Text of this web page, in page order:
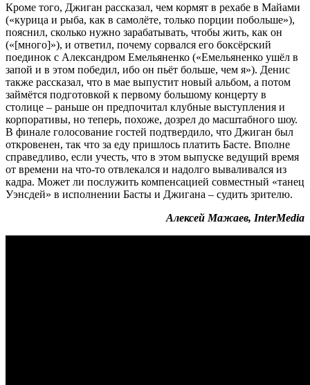
Кроме того, Джиган рассказал, чем кормят в рехабе в Майами
(«курица и рыба, как в самолёте, только порции побольше»),
пояснил, сколько нужно зарабатывать, чтобы жить, как он
(«[много]»), и ответил, почему сорвался его боксёрский
поединок с Александром Емельяненко («Емельяненко ушёл в
запой и в этом победил, ибо он пьёт больше, чем я»). Денис
также рассказал, что в мае выпустит новый альбом, а потом
займётся подготовкой к первому большому концерту в
столице – раньше он предпочитал клубные выступления и
корпоративы, но теперь, похоже, дозрел до масштабного шоу.
В финале голосование гостей подтвердило, что Джиган был
откровенен, так что за еду пришлось платить Басте. Вполне
справедливо, если учесть, что в этом выпуске ведущий время
от времени на что-то отвлекался и надолго вываливался из
кадра. Может ли послужить компенсацией совместный «танец
Уэнсдей» в исполнении Басты и Джигана – судить зрителю.
Алексей Мажаев, InterMedia